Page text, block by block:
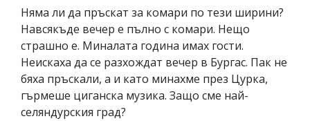
Няма ли да пръскат за комари по тези ширини?
Навсякъде вечер е пълно с комари. Нещо
страшно е. Миналата година имах гости.
Неискаха да се разхождат вечер в Бургас. Пак не
бяха пръскали, а и като минахме през Цурка,
гърмеше циганска музика. Защо сме най-
селяндурския град?